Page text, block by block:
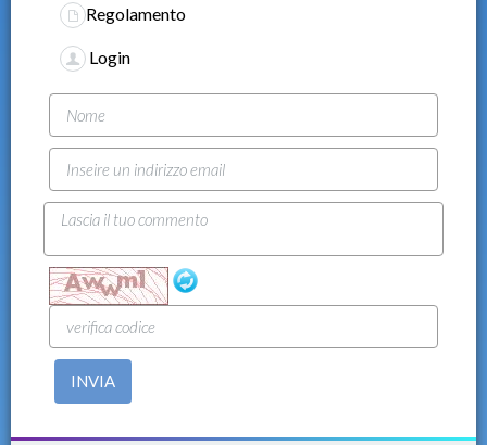
Regolamento
Login
INVIA